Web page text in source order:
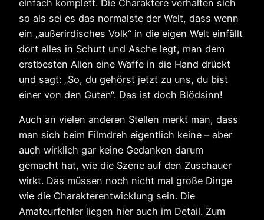
einfach komplett. Die Charaktere verhalten sich
so als sei es das normalste der Welt, dass wenn
ein „außerirdisches Volk“ in die eigen Welt einfällt
dort alles in Schutt und Asche legt, man dem
erstbesten Alien eine Waffe in die Hand drückt
und sagt: „So, du gehörst jetzt zu uns, du bist
einer von den Guten“. Das ist doch Blödsinn!
Auch an vielen anderen Stellen merkt man, dass
man sich beim Filmdreh eigentlich keine – aber
auch wirklich gar keine Gedanken darum
gemacht hat, wie die Szene auf den Zuschauer
wirkt. Das müssen noch nicht mal große Dinge
wie die Charakterentwicklung sein. Die
Amateurfehler liegen hier auch im Detail. Zum